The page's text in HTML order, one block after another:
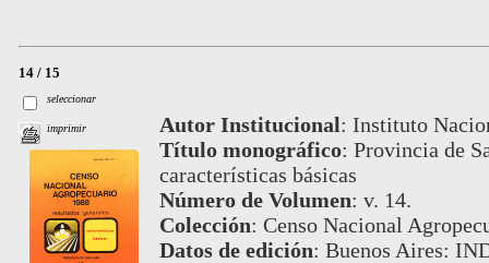
14 / 15
seleccionar
imprimir Autor Institucional: Instituto
Título monográfico: Provincia de
características básicas
Número de Volumen: v. 14.
Colección: Censo Nacional
Datos de edición: Buenos Aires: